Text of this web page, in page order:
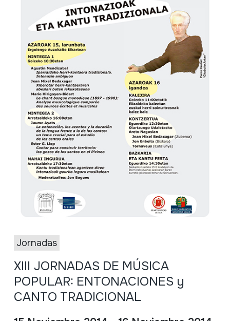
Jornadas
XIII JORNADAS DE MÚSICA
POPULAR: ENTONACIONES y
CANTO TRADICIONAL